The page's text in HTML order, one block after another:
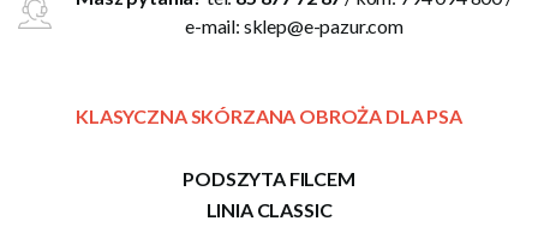
e-mail: sklep@e-pazur.com
KLASYCZNA SKÓRZANA OBROŻA DLA PSA
PODSZYTA FILCEM
LINIA CLASSIC